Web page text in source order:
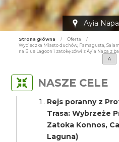
Ayia Napa
Strona główna / Oferta
/
Wycieczka Miasto duchów, Famagusta,
na Blue Lagoon i zatokę żółwi z Ayia Napa z
A
NASZE CELE
Rejs poranny z
Trasa: Wybrzeże
Zatoka Konnos,
Laguna)